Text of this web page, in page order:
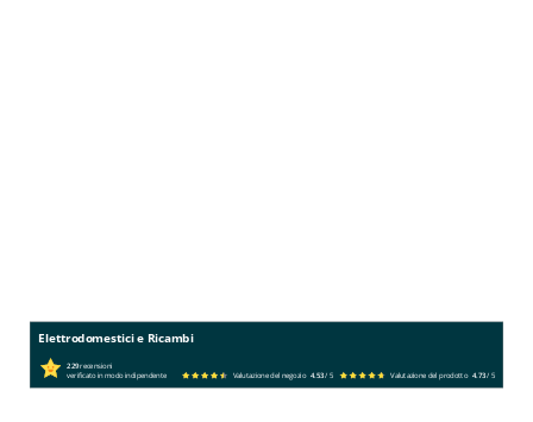
Elettrodomestici e Ricambi
229recensioni
verificato in modo indipendente
Valutazione del negozio 4.53/ 5 Valutazione del prodotto 4.73/ 5